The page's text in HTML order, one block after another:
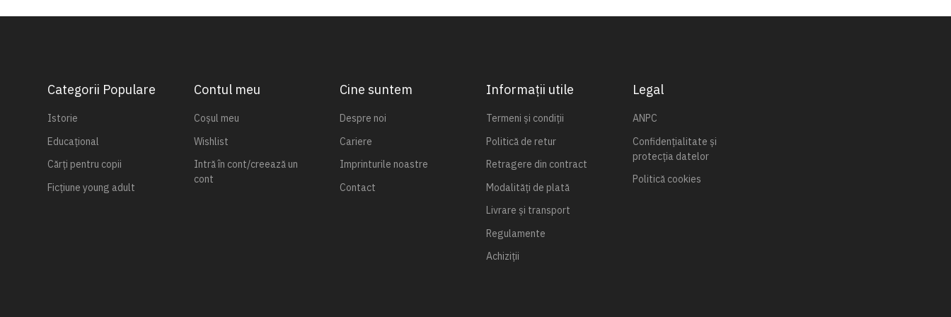
Categorii Populare
Istorie
Educațional
Cărți pentru copii
Ficțiune young adult
Contul meu
Coșul meu
Wishlist
Intră în cont/creează un
cont
Cine suntem
Despre noi
Cariere
Imprinturile noastre
Contact
Informații utile
Termeni și condiții
Politică de retur
Retragere din contract
Modalități de plată
Livrare și transport
Regulamente
Achiziții
Legal
ANPC
Confidențialitate și
protecția datelor
Politică cookies